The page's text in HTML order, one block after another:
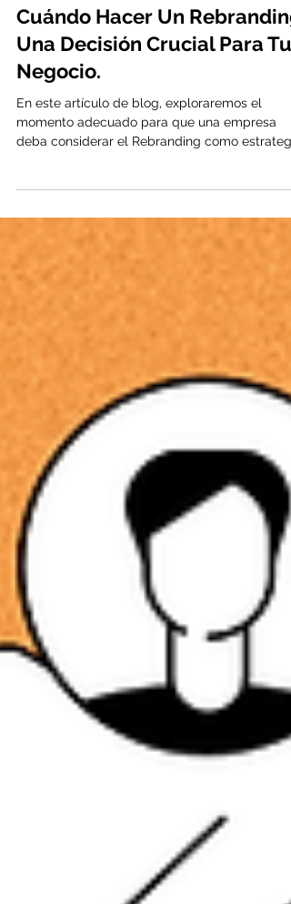
Viva la AD
5 min de lectura
Cuándo Hacer Un
Una Decisión Crucial Para Tu
Negocio.
momento adecuado para que una empresa